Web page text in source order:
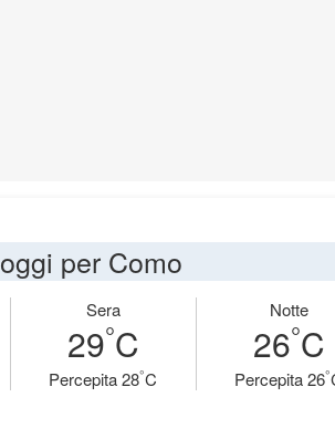
per Como
Sera
29°C
Percepita 28°C
Notte
26°C
Percepita 26°